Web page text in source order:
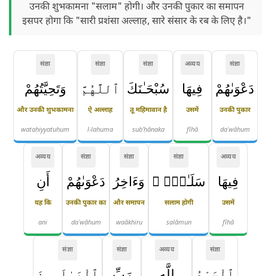
उनकी शुभकामना "सलाम" होगी। और उनकी पुकार का समापन
इसपर होगा कि "सारी प्रशंसा अल्लाह, सारे संसार के रब के लिए है।"
संज्ञा
دَعْوَىٰهُمْ
उनकी पुकार
daʿwāhum
अव्यय
فِيهَا
उसमें
fīhā
संज्ञा
سُبْحَـٰنَكَ
तू महिमावान है
sub'ḥānaka
संज्ञा
ٱللَّهُمَّ
ऐ अल्लाह
l-lahuma
संज्ञा
وَتَحِيَّتُهُمْ
और उनकी शुभकामना
wataḥiyyatuhum
अव्यय
فِيهَا
उसमें
fīhā
संज्ञा
سَلَـٰمٌۭ ۚ
सलाम होगी
salāmun
संज्ञा
وَءَاخِرُ
और समापन
waākhiru
संज्ञा
دَعْوَىٰهُمْ
उनकी पुकार का
daʿwāhum
अव्यय
أَنِ
यह कि
ani
संज्ञा
अव्यय
संज्ञा
संज्ञा